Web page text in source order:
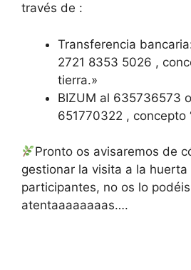
través de :
Transferencia
2721 8353 5026 ,
tierra.»
BIZUM al 635736573
651770322 , concepto
​Pronto os avisaremos de
gestionar la visita a la
participantes, no os lo
atentaaaaaaaas….